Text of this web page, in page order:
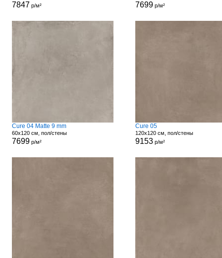
7847 р/м² 7699р/м²
Cure 04 Matte 9 mm
60x120 см, пол/стены
7699р/м²
Cure 05
120x120 см, пол/стены
9153р/м²